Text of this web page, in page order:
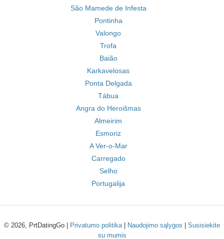
São Mamede de Infesta
Pontinha
Valongo
Trofa
Baião
Karkavelosas
Ponta Delgada
Tábua
Angra do Heroišmas
Almeirim
Esmoriz
A Ver-o-Mar
Carregado
Selho
Portugalija
© 2026, PrtDatingGo | Privatumo politika| Naudojimo sąlygos
Susisiekite
su mumis